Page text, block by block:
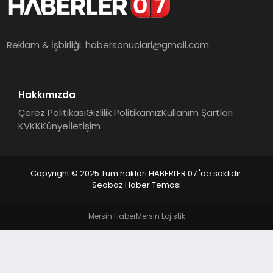
MAGAZIN
DIĞER
Reklam & İşbirliği:habersonuclari@gmail.com
Hakkımızda
Çerez PolitikasıGizlilik PolitikamızKullanım Şartları
KVKKKünyeİletişim
Copyright © 2025 Tüm hakları HABERLER 07 'de saklıdır.
Seobaz Haber Teması
Mersin HaberMersin Lojistik